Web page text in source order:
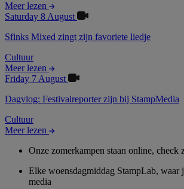
Meer lezen
Saturday 8 August
Sfinks Mixed zingt zijn favoriete liedje
Cultuur
Meer lezen
Friday 7 August
Dagvlog: Festivalreporter zijn bij StampMedia
Cultuur
Meer lezen
Onze zomerkampen staan online, check
Elke woensdagmiddag StampLab, waar
media